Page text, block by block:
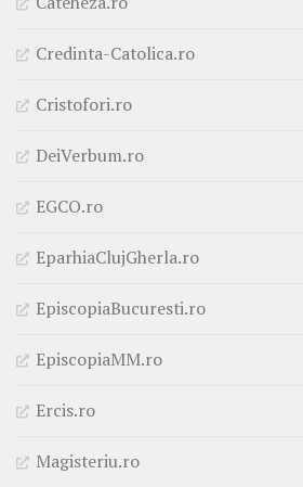
Credinta-Catolica.ro
Cristofori.ro
DeiVerbum.ro
EGCO.ro
EparhiaClujGherla.ro
EpiscopiaBucuresti.ro
EpiscopiaMM.ro
Ercis.ro
Magisteriu.ro